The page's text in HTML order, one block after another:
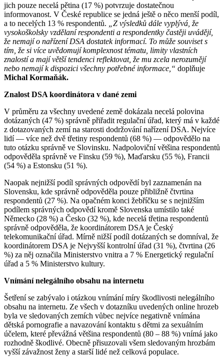
jich pouze necelá pětina (17 %) potvrzuje dostatečnou
informovanost. V České republice se jedná ještě o něco menší podíl,
a to necelých 13 % respondentů. „Z výsledků dále vyplývá, že
vysokoškolsky vzdělaní respondenti a respondentky častěji uvádějí,
že nemají o nařízení DSA dostatek informací. To může souviset s
tím, že si více uvědomují komplexnost tématu, limity vlastních
znalostí a mají větší tendenci reflektovat, že mu zcela nerozumějí
nebo nemají k dispozici všechny potřebné informace,“ doplňuje
Michal Kormaňák.
Znalost DSA koordinátora v dané zemi
V průměru za všechny uvedené země dokázala necelá polovina
dotázaných (47 %) správně přiřadit regulační úřad, který má v každé
z dotazovaných zemí na starosti dodržování nařízení DSA. Nejvíce
lidí — více než dvě třetiny respondentů (68 %) — odpovědělo na
tuto otázku správně ve Slovinsku. Nadpoloviční většina respondentů
odpověděla správně ve Finsku (59 %), Maďarsku (55 %), Francii
(54 %) a Estonsku (51 %).
Naopak nejnižší podíl správných odpovědí byl zaznamenán na
Slovensku, kde správně odpověděla pouze přibližně čtvrtina
respondentů (27 %). Na opačném konci žebříčku se s nejnižším
podílem správných odpovědí kromě Slovenska umístilo také
Německo (28 %) a Česko (32 %), kde necelá třetina respondentů
správně odpověděla, že koordinátorem DSA je Český
telekomunikační úřad. Mírně nižší podíl dotázaných se domníval, že
koordinátorem DSA je Nejvyšší kontrolní úřad (31 %), čtvrtina (26
%) za něj označila Ministerstvo vnitra a 7 % Energetický regulační
úřad a 5 % Ministerstvo kultury.
Vnímání nelegálního obsahu na internetu
Šetření se zabývalo i otázkou vnímání míry škodlivosti nelegálního
obsahu na internetu. Ze všech v dotazníku uvedených online hrozeb
byla ve sledovaných zemích vůbec nejvíce negativně vnímána
dětská pornografie a navazování kontaktu s dětmi za sexuálním
účelem, které převážná většina respondentů (80 – 88 %) vnímá jako
rozhodně škodlivé. Obecně přisuzovali všem sledovaným hrozbám
vyšší závažnost ženy a starší lidé než celková populace.